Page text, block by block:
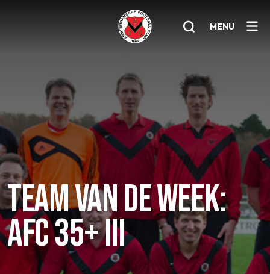
MENU
AFC 1
Teams
Jeugd
Senioren
Clubinfo
Nieuwsoverzicht
Sponsoring
TEAM VAN DE WEEK:
AFC 35+ III